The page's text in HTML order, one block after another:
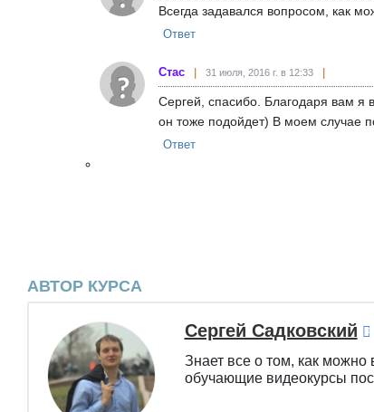
Всегда задавался вопросом, как
Ответ
Стас 31 июля, 2016 г. в 12:33
Сергей, спасибо. Благодаря вам я
он тоже подойдет) В моем случае
Ответ
АВТОР КУРСА
Сергей Садковский
Знает все о том, как можно
обучающие видеокурсы